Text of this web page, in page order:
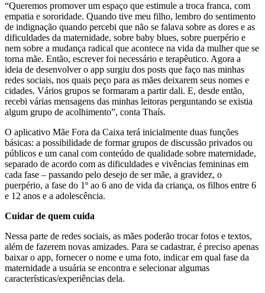
“Queremos promover um espaço que estimule a troca franca, com
empatia e sororidade. Quando tive meu filho, lembro do sentimento
de indignação quando percebi que não se falava sobre as dores e as
dificuldades da maternidade, sobre baby blues, sobre puerpério e
nem sobre a mudança radical que acontece na vida da mulher que se
torna mãe. Então, escrever foi necessário e terapêutico. Agora a
ideia de desenvolver o app surgiu dos posts que faço nas minhas
redes sociais, nos quais peço para as mães deixarem seus nomes e
cidades. Vários grupos se formaram a partir dali. E, desde então,
recebi várias mensagens das minhas leitoras perguntando se existia
algum grupo de acolhimento”, conta Thaís.
O aplicativo Mãe Fora da Caixa terá inicialmente duas funções
básicas: a possibilidade de formar grupos de discussão privados ou
públicos e um canal com conteúdo de qualidade sobre maternidade,
separado de acordo com as dificuldades e vivências femininas em
cada fase – passando pelo desejo de ser mãe, a gravidez, o
puerpério, a fase do 1º ao 6 ano de vida da criança, os filhos entre 6
e 12 anos e a adolescência.
Cuidar de quem cuida
Nessa parte de redes sociais, as mães poderão trocar fotos e textos,
além de fazerem novas amizades. Para se cadastrar, é preciso apenas
baixar o app, fornecer o nome e uma foto, indicar em qual fase da
maternidade a usuária se encontra e selecionar algumas
características/experiências dela.